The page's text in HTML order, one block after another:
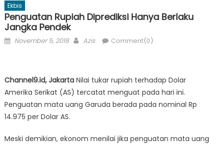
Ekbis
Penguatan Rupiah Diprediksi Hanya Berlaku
Jangka Pendek
Posted
November 5, 2018 Author
Azis Comment(0)
Channel9.id, JakartaNilai tukar rupiah terhadap Dolar
Amerika Serikat (AS) tercatat menguat pada hari ini.
Penguatan mata uang Garuda berada pada nominal Rp
14.975 per Dolar AS.
Meski demikian, ekonom menilai jika penguatan mata uang